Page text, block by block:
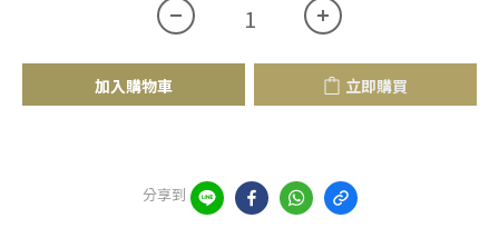
加入購物車 立即購買
分享到